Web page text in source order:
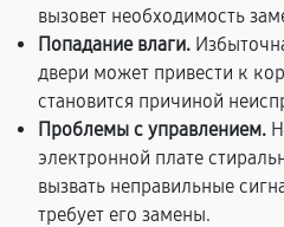
вызовет необходимость
Попадание влаги.
двери может привести к
становится причиной
Проблемы с управлением.
электронной плате
вызвать неправильные
требует его замены.